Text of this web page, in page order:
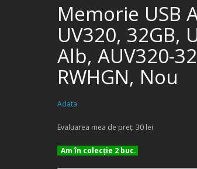
Memorie USB
UV320, 32GB,
Alb, AUV320-
RWHGN, Nou
Adata
Evaluarea mea de preţ: 30 lei
Am în colecţie 2 buc.